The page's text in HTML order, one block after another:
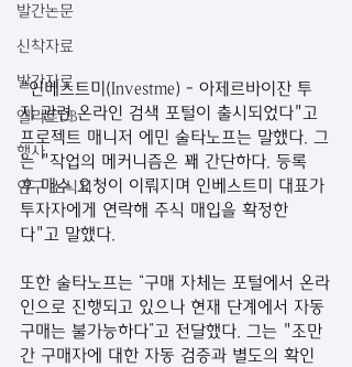
발간논문
신착자료
발간자료
엘리트DB
행사
연구 소식지
"인베스트미(Investme) - 아제르바이잔 투
자 관련 온라인 검색 포털이 출시되었다"고
프로젝트 매니저 에민 술타노프는 말했다. 그
는 "작업의 메커니즘은 꽤 간단하다. 등록
후 매수 요청이 이뤄지며 인베스트미 대표가
투자자에게 연락해 주식 매입을 확정한
다"고 말했다.
또한 술타노프는 “구매 자체는 포털에서 온라
인으로 진행되고 있으나 현재 단계에서 자동
구매는 불가능하다”고 전달했다. 그는 "조만
간 구매자에 대한 자동 검증과 별도의 확인